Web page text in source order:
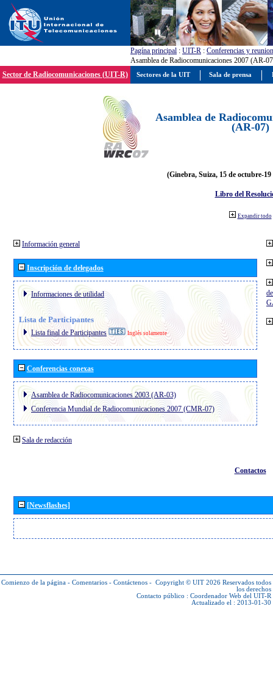
Pagína principal : UIT-R : Conferencias y
Asamblea de Radiocomunicaciones 2007 (AR-
Sector de Radiocomunicaciones (UIT-R)
Asamblea de
(AR-07)
(Ginebra, Suiza, 15 de octubre-19
Libro del
Expandir todo
Información general
Inscripción de delegados
Informaciones de utilidad
Lista de Participantes
Lista final de Participantes Inglés solamente
Conferencias conexas
Asamblea de Radiocomunicaciones 2003 (AR-03)
Conferencia Mundial de Radiocomunicaciones 2007 (CMR-07)
Sala de redacción
Contactos
[Newsflashes]
Comienzo de la página - Comentarios - Contáctenos - Copyright © UIT 2026 Reservados todos
los derechos
Contacto público : Coordenador Web del UIT-R
Actualizado el : 2013-01-30
Sectores de la UIT Sala de prensa